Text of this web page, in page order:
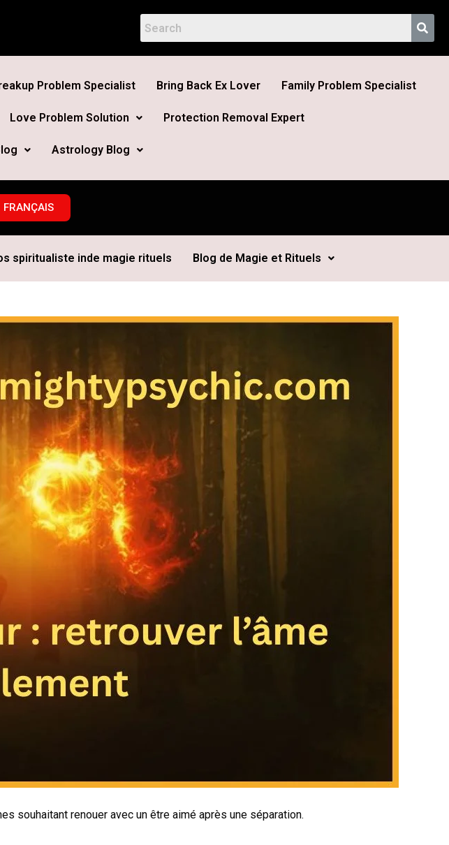
Problem Specialist Bring Back Ex Lover Family Problem Specialist
Love Problem Solution Protection Removal Expert
Astrology Blog
FRANÇAIS
spiritualiste inde magie rituels Blog de Magie et Rituels
souhaitant renouer avec un être aimé après une séparation.